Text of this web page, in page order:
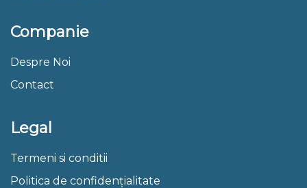
Companie
Despre Noi
Contact
Legal
Termeni si conditii
Politica de confidențialitate